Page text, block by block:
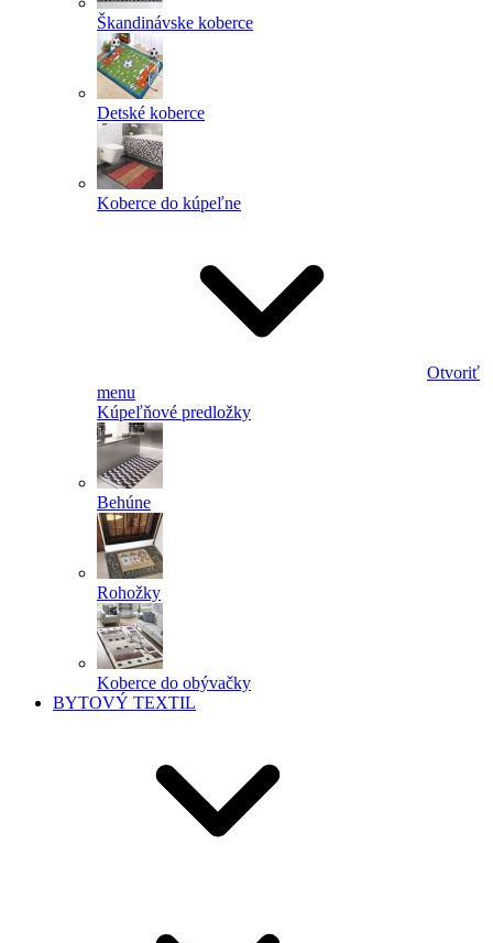
Škandinávske koberce
Detské koberce
Koberce do kúpeľne
Otvoriť
menu
Kúpeľňové predložky
Behúne
Rohožky
Koberce do obývačky
BYTOVÝ TEXTIL